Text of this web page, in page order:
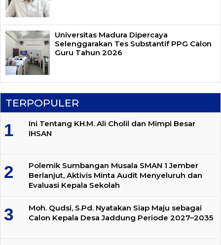
Universitas Madura Dipercaya
Selenggarakan Tes Substantif PPG Calon
Guru Tahun 2026
TERPOPULER
Ini Tentang KH.M. Ali Cholil dan Mimpi Besar
IHSAN
Polemik Sumbangan Musala SMAN 1 Jember
Berlanjut, Aktivis Minta Audit Menyeluruh dan
Evaluasi Kepala Sekolah
Moh. Qudsi, S.Pd. Nyatakan Siap Maju sebagai
Calon Kepala Desa Jaddung Periode 2027–2035